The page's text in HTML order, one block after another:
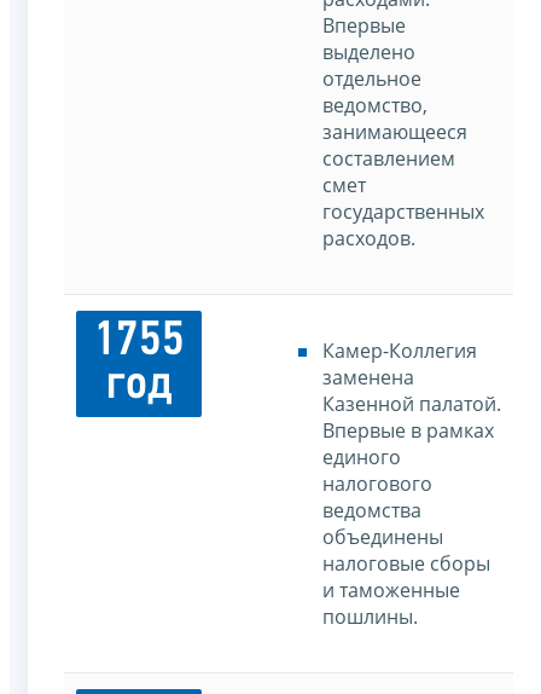
Впервые
выделено
отдельное
ведомство,
занимающееся
составлением
смет
государственных
расходов.
1755
год
Камер-Коллегия
заменена
Казенной палатой.
Впервые в рамках
единого
налогового
ведомства
объединены
налоговые сборы
и таможенные
пошлины.